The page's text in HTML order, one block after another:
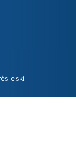
le ski